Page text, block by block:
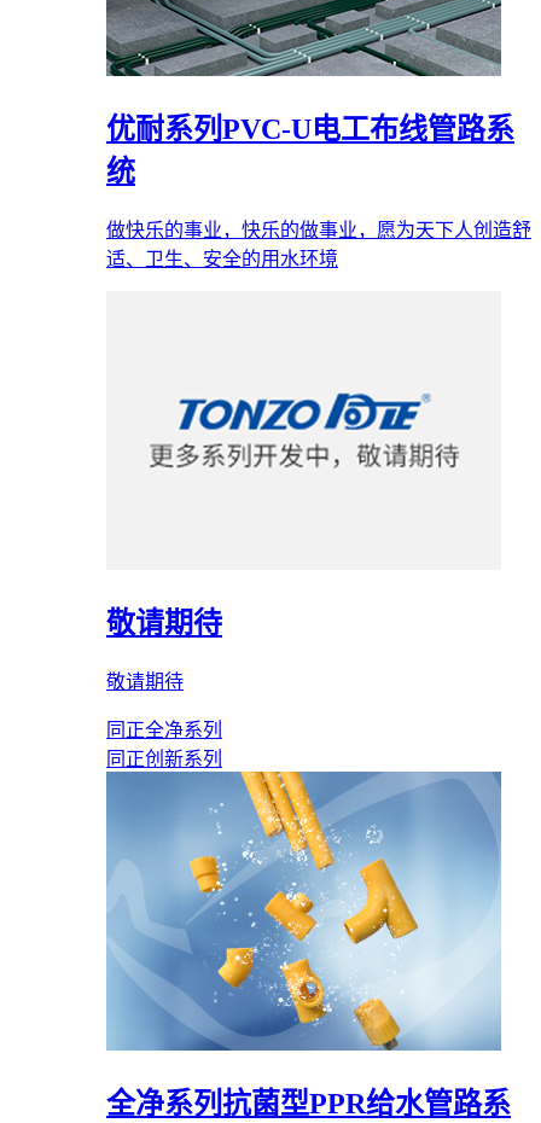
优耐系列PVC-U电工布线管路系
统
做快乐的事业，快乐的做事业，愿为天下人创造舒
适、卫生、安全的用水环境
敬请期待
敬请期待
同正全净系列
同正创新系列
全净系列抗菌型PPR给水管路系